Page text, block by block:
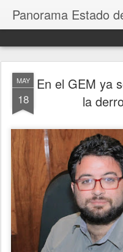
Panorama Estado
MAY
18
En el GEM ya
la